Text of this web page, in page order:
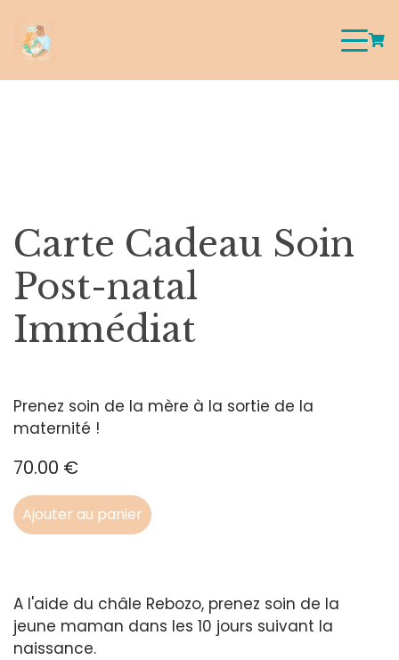
Carte Cadeau Soin
Post-natal
Immédiat
Prenez soin de la mère à la sortie de la
maternité !
70.00 €
Ajouter au panier
A l'aide du châle Rebozo, prenez soin de la
jeune maman dans les 10 jours suivant la
naissance.